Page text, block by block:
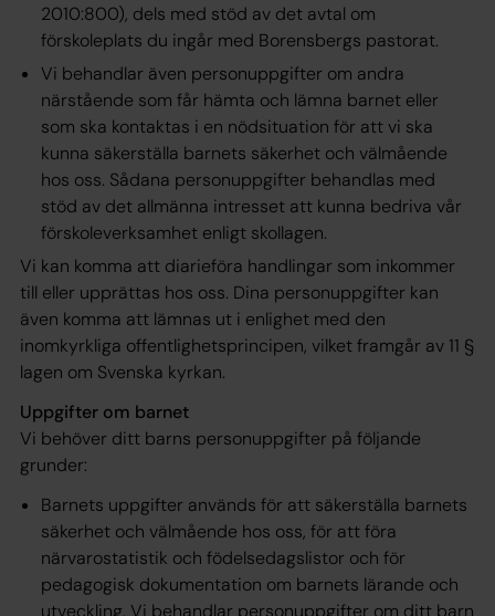
2010:800), dels med stöd av det avtal om
förskoleplats du ingår med Borensbergs pastorat.
Vi behandlar även personuppgifter om andra
närstående som får hämta och lämna barnet eller
som ska kontaktas i en nödsituation för att vi ska
kunna säkerställa barnets säkerhet och välmående
hos oss. Sådana personuppgifter behandlas med
stöd av det allmänna intresset att kunna bedriva vår
förskoleverksamhet enligt skollagen.
Vi kan komma att diarieföra handlingar som inkommer
till eller upprättas hos oss. Dina personuppgifter kan
även komma att lämnas ut i enlighet med den
inomkyrkliga offentlighetsprincipen, vilket framgår av 11 §
lagen om Svenska kyrkan.
Uppgifter om barnet
Vi behöver ditt barns personuppgifter på följande
grunder:
Barnets uppgifter används för att säkerställa barnets
säkerhet och välmående hos oss, för att föra
närvarostatistik och födelsedagslistor och för
pedagogisk dokumentation om barnets lärande och
utveckling. Vi behandlar personuppgifter om ditt barn